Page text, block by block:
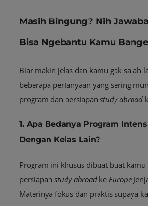
Masih Bingung? Nih
Bisa Ngebantu Kamu
Biar makin jelas dan kamu gak salah
beberapa pertanyaan yang sering
program dan persiapan study abroad
1. Apa Bedanya Program
Dengan Kelas Lain?
Program ini khusus dibuat buat kamu
persiapan study abroad ke Europe
Materinya fokus dan praktis supaya